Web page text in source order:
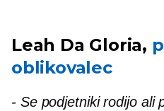
Leah Da Gloria,
oblikovalec
-Se podjetniki rodijo ali